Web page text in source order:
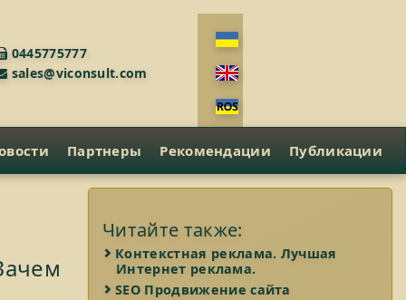
0445775777
sales@viconsult.com
Партнеры Рекомендации Публикации
Читайте также:
Контекстная реклама. Лучшая
Интернет реклама.
SEO Продвижение сайта